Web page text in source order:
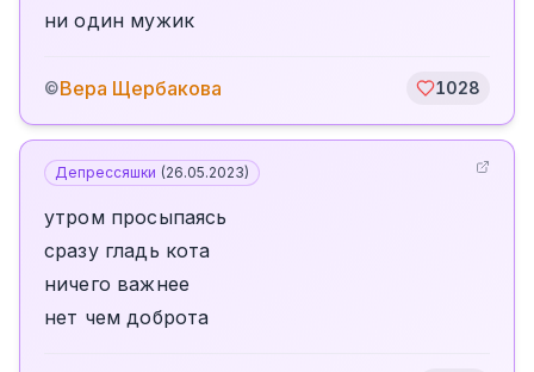
ни один мужик
©Вера Щербакова 1028
Депрессяшки (26.05.2023)
утром просыпаясь
сразу гладь кота
ничего важнее
нет чем доброта